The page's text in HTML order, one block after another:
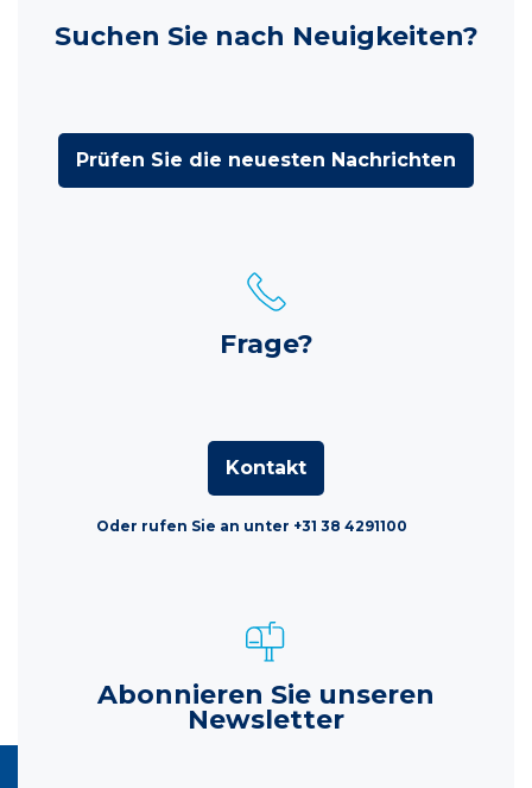
Suchen Sie nach Neuigkeiten?
Prüfen Sie die neuesten Nachrichten
Frage?
Kontakt
Oder rufen Sie an unter +31 38 4291100
Abonnieren Sie unseren
Newsletter